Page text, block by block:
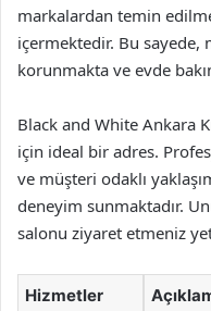
markalardan temin
içermektedir. Bu sayede,
korunmakta ve evde
Black and White Ankara
için ideal bir adres.
ve müşteri odaklı
deneyim sunmaktadır.
salonu ziyaret etmeniz
Hizmetler